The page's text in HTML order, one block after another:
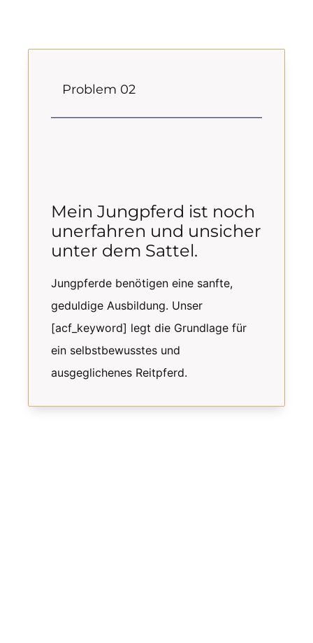
Problem 02
Mein Jungpferd ist noch
unerfahren und unsicher
unter dem Sattel.
Jungpferde benötigen eine sanfte,
geduldige Ausbildung. Unser
[acf_keyword] legt die Grundlage für
ein selbstbewusstes und
ausgeglichenes Reitpferd.